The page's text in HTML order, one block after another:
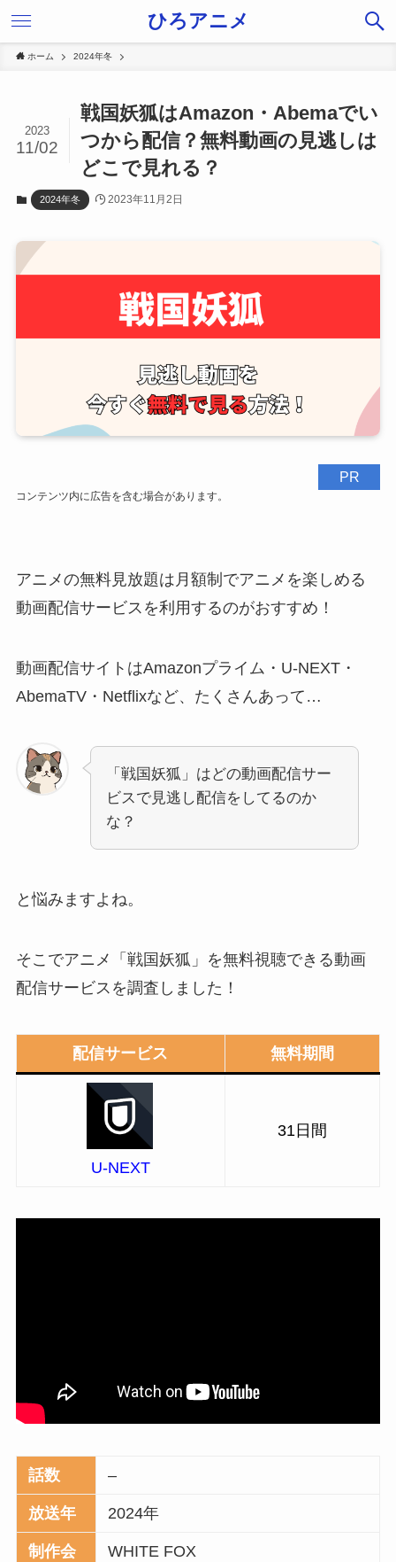
ひろアニメ
ホーム 2024年冬
戦国妖狐はAmazon・Abemaでい
つから配信？無料動画の見逃しは
どこで見れる？
2023
11/02
2024年冬 2023年11月2日
PR
コンテンツ内に広告を含む場合があります。
アニメの無料見放題は月額制でアニメを楽しめる
動画配信サービスを利用するのがおすすめ！
動画配信サイトはAmazonプライム・U-NEXT・
AbemaTV・Netflixなど、たくさんあって…
「戦国妖狐」はどの動画配信サー
ビスで見逃し配信をしてるのか
な？
と悩みますよね。
そこでアニメ「戦国妖狐」を無料視聴できる動画
配信サービスを調査しました！
配信サービス 無料期間
U-NEXT
31日間
話数 –
放送年 2024年
制作会
WHITE FOX